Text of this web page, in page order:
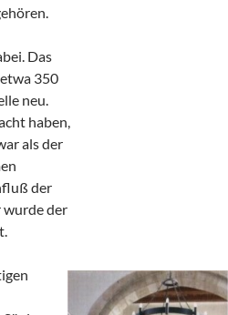
Das
350
neu.
haben,
als der
der
wurde der